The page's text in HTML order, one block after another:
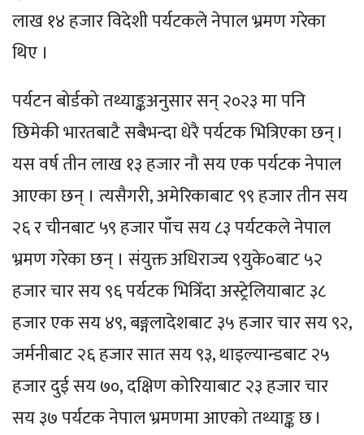
लाख १४ हजार विदेशी पर्यटकले नेपाल भ्रमण गरेका
थिए ।
पर्यटन बोर्डको तथ्याङ्कअनुसार सन् २०२३ मा पनि
छिमेकी भारतबाटै सबैभन्दा धेरै पर्यटक भित्रिएका छन् ।
यस वर्ष तीन लाख १३ हजार नौ सय एक पर्यटक नेपाल
आएका छन् । त्यसैगरी, अमेरिकाबाट ९९ हजार तीन सय
२६ र चीनबाट ५९ हजार पाँच सय ८३ पर्यटकले नेपाल
भ्रमण गरेका छन् । संयुक्त अधिराज्य ९युके०बाट ५२
हजार चार सय ९६ पर्यटक भित्रिँदा अस्ट्रेलियाबाट ३८
हजार एक सय ४९, बङ्गलादेशबाट ३५ हजार चार सय ९२,
जर्मनीबाट २६ हजार सात सय ९३, थाइल्यान्डबाट २५
हजार दुई सय ७०, दक्षिण कोरियाबाट २३ हजार चार
सय ३७ पर्यटक नेपाल भ्रमणमा आएको तथ्याङ्क छ ।